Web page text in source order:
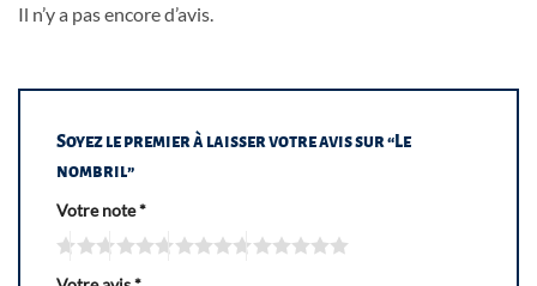
Il n’y a pas encore d’avis.
Soyez le premier à laisser votre avis sur “Le
nombril”
Votre note*